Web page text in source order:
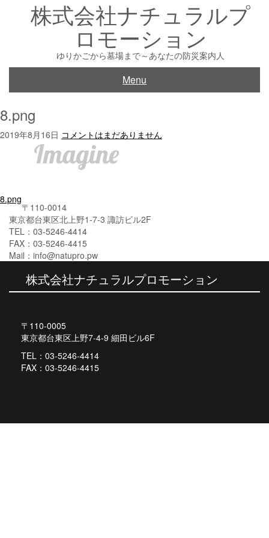
株式会社ナチュラルプ
ロモーション
ゆりかごから墓場まで～あなたの防災案内人
Menu
8.png
2019年8月16日 コメントはまだありません
投
稿
ナ
ビ
ー
8.png
〒110-0014
東京都台東区北上野1-7-3 諏訪ビル2F
TEL：03-5246-4414
FAX：03-5246-4415
Mail：info@natupro.pw
株式会社ナチュラルプロモーション
〒110-0005
東京都台東区上野7-4-9 細田ビル6F
TEL：03-5246-4414
FAX：03-5246-4415